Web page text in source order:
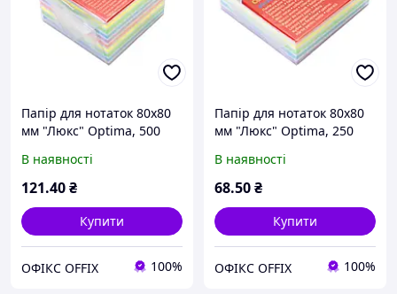
Папір для нотаток 80х80
мм "Люкс" Optima, 500
кольоровий
В наявності
121.40₴
Купити
ОФІКС OFFIX 100%
Папір для нотаток 80х80
мм "Люкс" Optima, 250
В наявності
68.50₴
Купити
ОФІКС OFFIX 100%